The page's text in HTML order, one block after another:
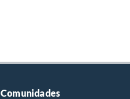
Comunidades